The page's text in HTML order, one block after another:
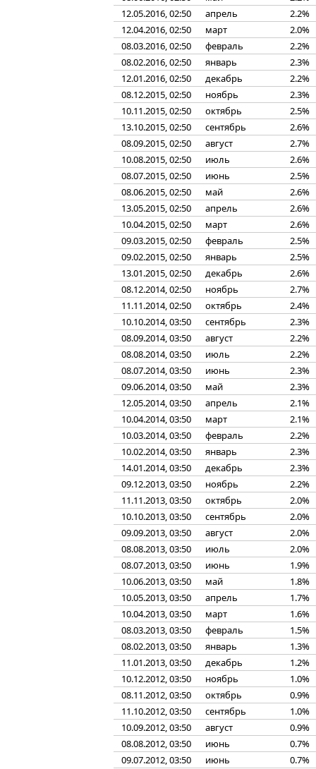
12.05.2016, 02:50
апрель
2.2%
12.04.2016, 02:50
март
2.0%
08.03.2016, 02:50
февраль
2.2%
08.02.2016, 02:50
январь
2.3%
12.01.2016, 02:50
декабрь
2.2%
08.12.2015, 02:50
ноябрь
2.3%
10.11.2015, 02:50
октябрь
2.5%
13.10.2015, 02:50
сентябрь
2.6%
08.09.2015, 02:50
август
2.7%
10.08.2015, 02:50
июль
2.6%
08.07.2015, 02:50
июнь
2.5%
08.06.2015, 02:50
май
2.6%
13.05.2015, 02:50
апрель
2.6%
10.04.2015, 02:50
март
2.6%
09.03.2015, 02:50
февраль
2.5%
09.02.2015, 02:50
январь
2.5%
13.01.2015, 02:50
декабрь
2.6%
08.12.2014, 02:50
ноябрь
2.7%
11.11.2014, 02:50
октябрь
2.4%
10.10.2014, 03:50
сентябрь
2.3%
08.09.2014, 03:50
август
2.2%
08.08.2014, 03:50
июль
2.2%
08.07.2014, 03:50
июнь
2.3%
09.06.2014, 03:50
май
2.3%
12.05.2014, 03:50
апрель
2.1%
10.04.2014, 03:50
март
2.1%
10.03.2014, 03:50
февраль
2.2%
10.02.2014, 03:50
январь
2.3%
14.01.2014, 03:50
декабрь
2.3%
09.12.2013, 03:50
ноябрь
2.2%
11.11.2013, 03:50
октябрь
2.0%
10.10.2013, 03:50
сентябрь
2.0%
09.09.2013, 03:50
август
2.0%
08.08.2013, 03:50
июль
2.0%
08.07.2013, 03:50
июнь
1.9%
10.06.2013, 03:50
май
1.8%
10.05.2013, 03:50
апрель
1.7%
10.04.2013, 03:50
март
1.6%
08.03.2013, 03:50
февраль
1.5%
08.02.2013, 03:50
январь
1.3%
11.01.2013, 03:50
декабрь
1.2%
10.12.2012, 03:50
ноябрь
1.0%
08.11.2012, 03:50
октябрь
0.9%
11.10.2012, 03:50
сентябрь
1.0%
10.09.2012, 03:50
август
0.9%
08.08.2012, 03:50
июнь
0.7%
09.07.2012, 03:50
июнь
0.7%